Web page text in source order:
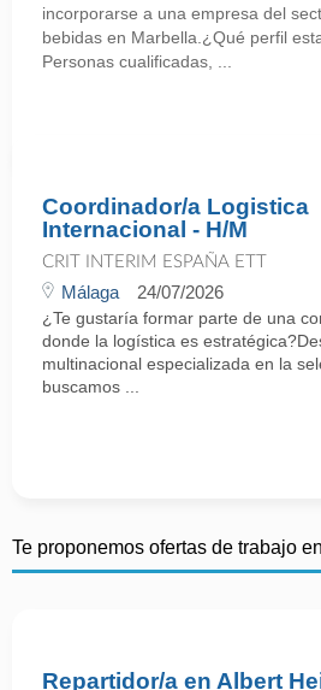
incorporarse a una empresa del
bebidas en Marbella.¿Qué perfil
Personas cualificadas, ...
Coordinador/a Logistica
Internacional - H/M
CRIT INTERIM ESPAÑA ETT
Málaga 24/07/2026
¿Te gustaría formar parte de una
donde la logística es
multinacional especializada en la
buscamos ...
Te proponemos ofertas de trabajo en
Repartidor/a en Albert